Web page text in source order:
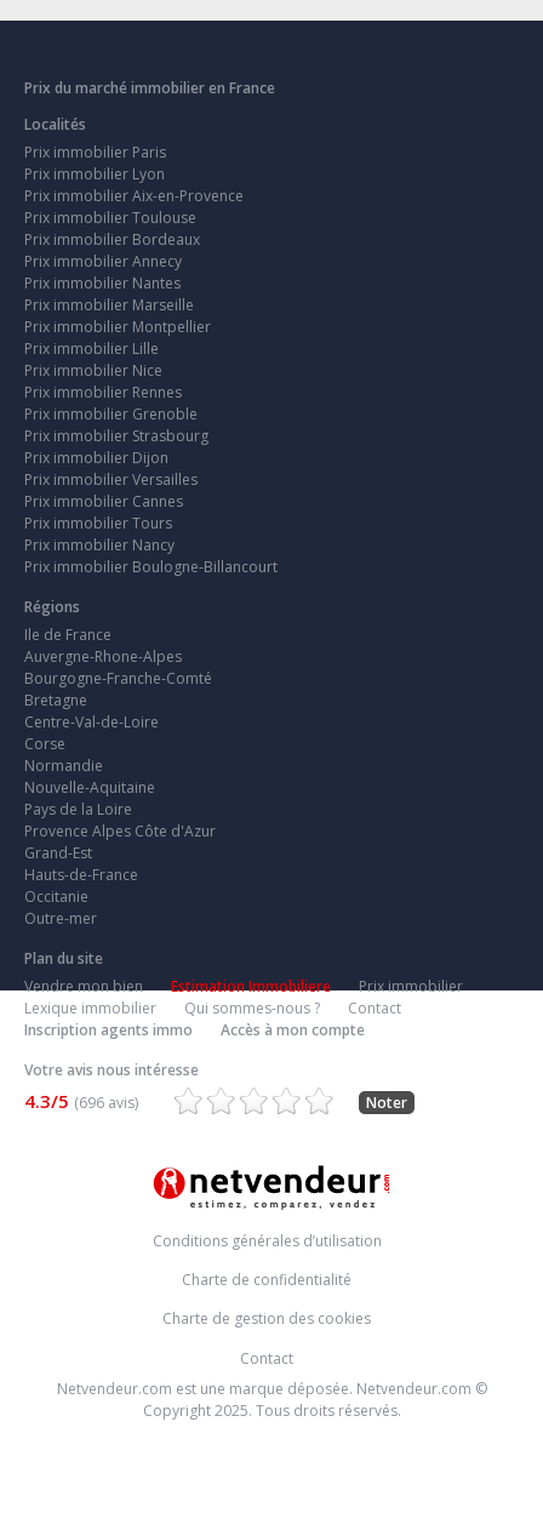
Prix du marché immobilier en France
Localités
Prix immobilier Paris
Prix immobilier Lyon
Prix immobilier Aix-en-Provence
Prix immobilier Toulouse
Prix immobilier Bordeaux
Prix immobilier Annecy
Prix immobilier Nantes
Prix immobilier Marseille
Prix immobilier Montpellier
Prix immobilier Lille
Prix immobilier Nice
Prix immobilier Rennes
Prix immobilier Grenoble
Prix immobilier Strasbourg
Prix immobilier Dijon
Prix immobilier Versailles
Prix immobilier Cannes
Prix immobilier Tours
Prix immobilier Nancy
Prix immobilier Boulogne-Billancourt
Régions
Ile de France
Auvergne-Rhone-Alpes
Bourgogne-Franche-Comté
Bretagne
Centre-Val-de-Loire
Corse
Normandie
Nouvelle-Aquitaine
Pays de la Loire
Provence Alpes Côte d'Azur
Grand-Est
Hauts-de-France
Occitanie
Outre-mer
Plan du site
Vendre mon bien
Estimation Immobiliere
Prix immobilier
Lexique immobilier
Qui sommes-nous ?
Contact
Inscription agents immo
Accès à mon compte
Votre avis nous intéresse
4.3/5 (696 avis) Noter
Conditions générales d’utilisation
Charte de confidentialité
Charte de gestion des cookies
Contact
Netvendeur.com est une marque déposée. Netvendeur.com ©
Copyright 2025. Tous droits réservés.